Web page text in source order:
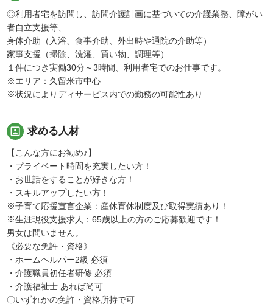
◎利用者宅を訪問し、訪問介護計画に基づいての介護業務、障がい
者自立支援等、
身体介助（入浴、食事介助、外出時や通院の介助等）
家事支援（掃除、洗濯、買い物、調理等）
１件につき実働30分～3時間、利用者宅でのお仕事です。
※エリア：久留米市中心
※状況によりディサービス内での勤務の可能性あり
portrait 求める人材
【こんな方にお勧め♪】
・プライベート時間を充実したい方！
・お世話をすることが好きな方！
・スキルアップしたい方！
※子育て応援宣言企業：産休育休制度及び取得実績あり！
※生涯現役支援求人：65歳以上の方のご応募歓迎です！
男女は問いません。
《必要な免許・資格》
・ホームヘルパー2級 必須
・介護職員初任者研修 必須
・介護福祉士 あれば尚可
〇いずれかの免許・資格所持で可